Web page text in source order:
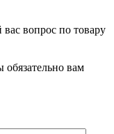
вопрос по товару
вам